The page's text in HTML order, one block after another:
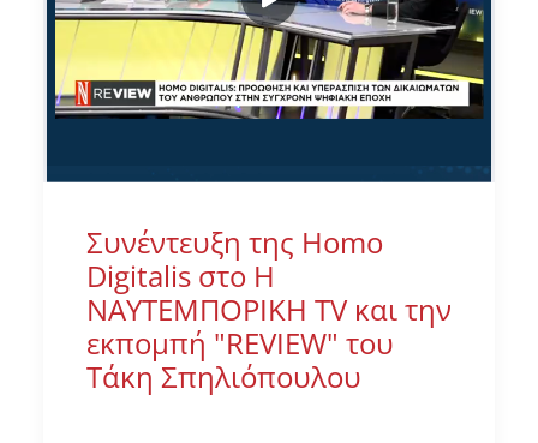
Συνέντευξη της Homo
Digitalis στο Η
ΝΑΥΤΕΜΠΟΡΙΚΗ TV και την
εκπομπή "REVIEW" του
Τάκη Σπηλιόπουλου